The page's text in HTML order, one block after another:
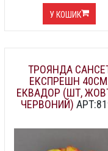
У КОШИК
ТРОЯНДА
ЕКСПРЕШН
ЕКВАДОР (ШТ,
ЧЕРВОНИЙ)